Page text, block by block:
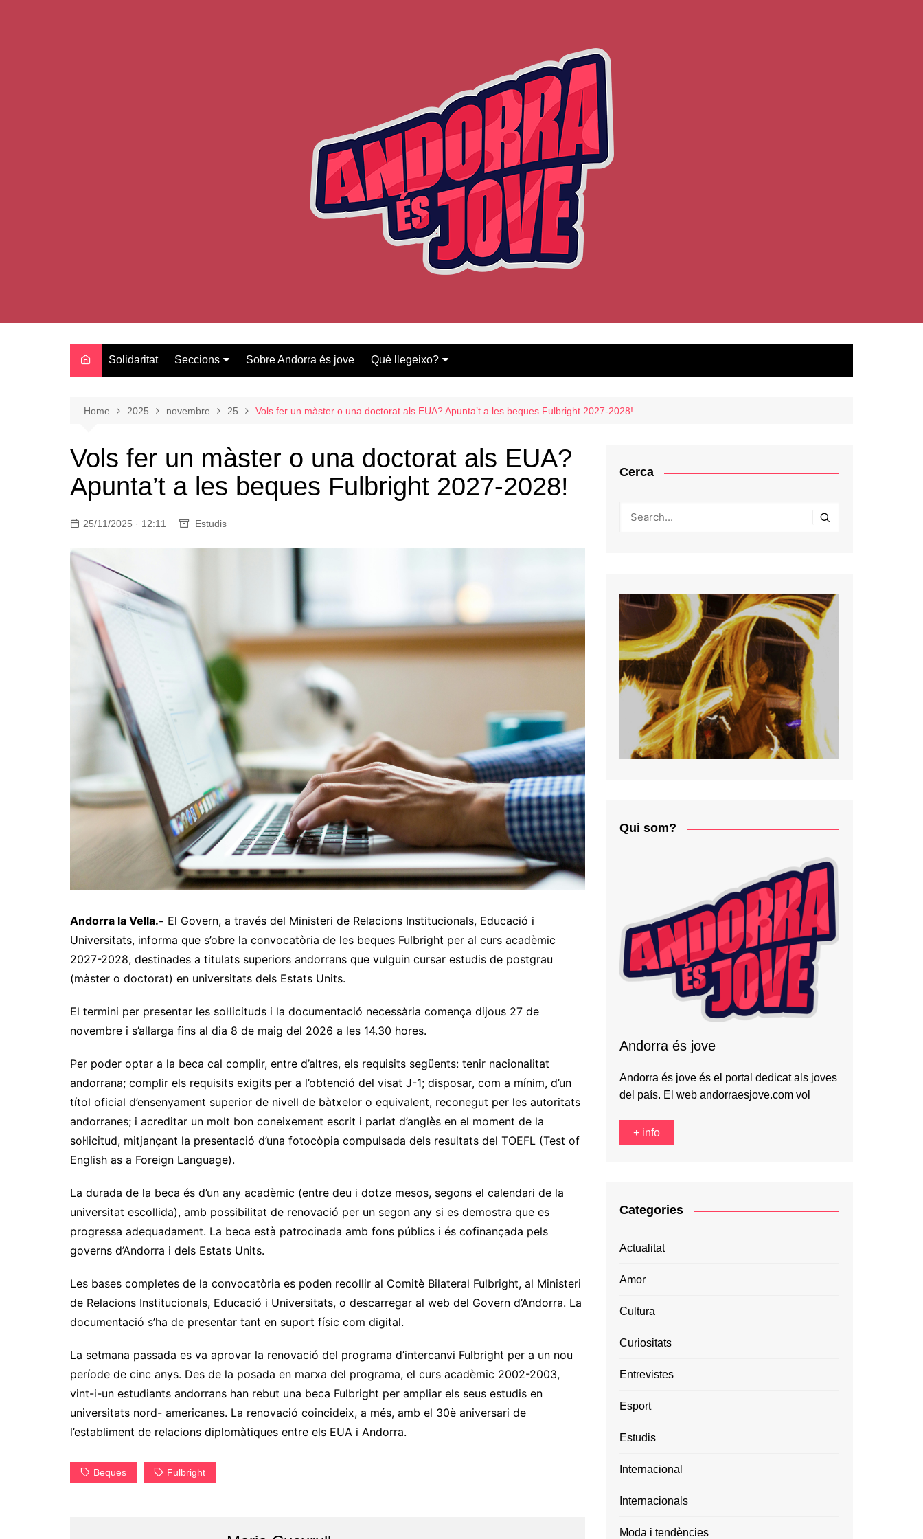
Solidaritat Seccions
Oci
Entrevistes
Salut
Tecnologia
Amor
Sobre Andorra és jove Què llegeixo?
Bases del concurs
Home 2025 novembre 25 Vols fer un màster o una doctorat als EUA? Apunta’t a les beques Fulbright 2027-2028!
Vols fer un màster o una doctorat als EUA?
Apunta’t a les beques Fulbright 2027-2028!
25/11/2025 · 12:11 Estudis
Andorra la Vella.- El Govern, a través del Ministeri de Relacions Institucionals, Educació i
Universitats, informa que s’obre la convocatòria de les beques Fulbright per al curs acadèmic
2027-2028, destinades a titulats superiors andorrans que vulguin cursar estudis de postgrau
(màster o doctorat) en universitats dels Estats Units.
El termini per presentar les sol·licituds i la documentació necessària comença dijous 27 de
novembre i s’allarga fins al dia 8 de maig del 2026 a les 14.30 hores.
Per poder optar a la beca cal complir, entre d’altres, els requisits següents: tenir nacionalitat
andorrana; complir els requisits exigits per a l’obtenció del visat J-1; disposar, com a mínim, d’un
títol oficial d’ensenyament superior de nivell de bàtxelor o equivalent, reconegut per les autoritats
andorranes; i acreditar un molt bon coneixement escrit i parlat d’anglès en el moment de la
sol·licitud, mitjançant la presentació d’una fotocòpia compulsada dels resultats del TOEFL (Test of
English as a Foreign Language).
La durada de la beca és d’un any acadèmic (entre deu i dotze mesos, segons el calendari de la
universitat escollida), amb possibilitat de renovació per un segon any si es demostra que es
progressa adequadament. La beca està patrocinada amb fons públics i és cofinançada pels
governs d’Andorra i dels Estats Units.
Les bases completes de la convocatòria es poden recollir al Comitè Bilateral Fulbright, al Ministeri
de Relacions Institucionals, Educació i Universitats, o descarregar al web del Govern d’Andorra. La
documentació s’ha de presentar tant en suport físic com digital.
La setmana passada es va aprovar la renovació del programa d’intercanvi Fulbright per a un nou
període de cinc anys. Des de la posada en marxa del programa, el curs acadèmic 2002-2003,
vint-i-un estudiants andorrans han rebut una beca Fulbright per ampliar els seus estudis en
universitats nord- americanes. La renovació coincideix, a més, amb el 30è aniversari de
l’establiment de relacions diplomàtiques entre els EUA i Andorra.
Beques Fulbright
Cerca
Qui som?
Andorra és jove
Andorra és jove és el portal dedicat als joves
del país. El web andorraesjove.com vol
+ info
Categories
Actualitat
Amor
Cultura
Curiositats
Entrevistes
Esport
Estudis
Internacional
Internacionals
Moda i tendències